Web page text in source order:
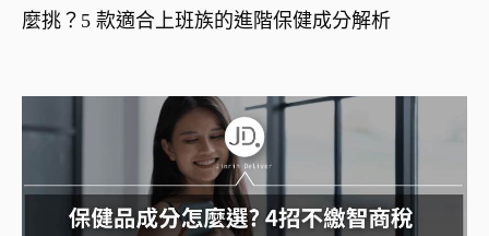
麼挑？5 款適合上班族的進階保健成分解析